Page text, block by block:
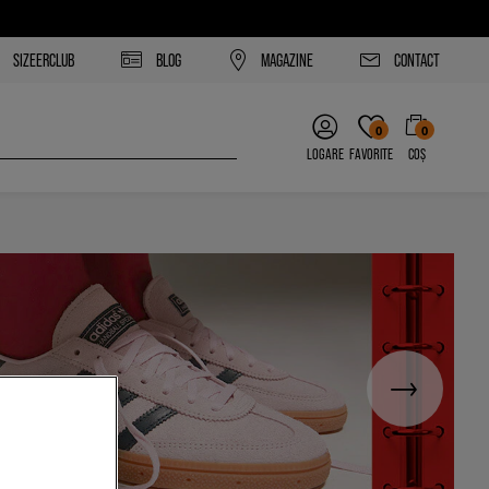
SIZEERCLUB BLOG MAGAZINE CONTACT
LOGARE
0
FAVORITE
0
COȘ